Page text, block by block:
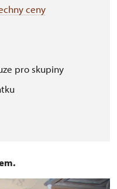
ceny
pro skupiny